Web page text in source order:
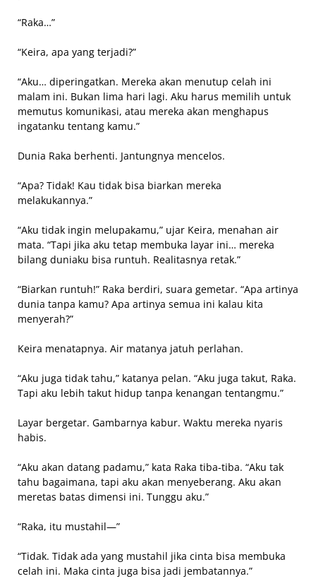
“Raka…”
“Keira, apa yang terjadi?”
“Aku… diperingatkan. Mereka akan menutup celah ini
malam ini. Bukan lima hari lagi. Aku harus memilih untuk
memutus komunikasi, atau mereka akan menghapus
ingatanku tentang kamu.”
Dunia Raka berhenti. Jantungnya mencelos.
“Apa? Tidak! Kau tidak bisa biarkan mereka
melakukannya.”
“Aku tidak ingin melupakamu,” ujar Keira, menahan air
mata. “Tapi jika aku tetap membuka layar ini… mereka
bilang duniaku bisa runtuh. Realitasnya retak.”
“Biarkan runtuh!” Raka berdiri, suara gemetar. “Apa artinya
dunia tanpa kamu? Apa artinya semua ini kalau kita
menyerah?”
Keira menatapnya. Air matanya jatuh perlahan.
“Aku juga tidak tahu,” katanya pelan. “Aku juga takut, Raka.
Tapi aku lebih takut hidup tanpa kenangan tentangmu.”
Layar bergetar. Gambarnya kabur. Waktu mereka nyaris
habis.
“Aku akan datang padamu,” kata Raka tiba-tiba. “Aku tak
tahu bagaimana, tapi aku akan menyeberang. Aku akan
meretas batas dimensi ini. Tunggu aku.”
“Raka, itu mustahil—”
“Tidak. Tidak ada yang mustahil jika cinta bisa membuka
celah ini. Maka cinta juga bisa jadi jembatannya.”